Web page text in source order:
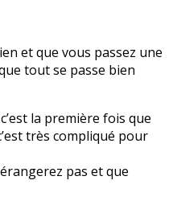
et que vous passez une
tout se passe bien
la première fois que
très compliqué pour
pas et que